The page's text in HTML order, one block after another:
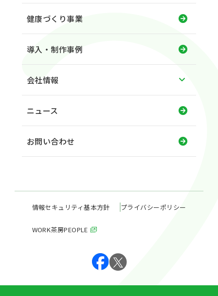
健康づくり事業
導入・制作事例
会社情報
ニュース
お問い合わせ
情報セキュリティ基本方針 プライバシーポリシー
WORK茶房PEOPLE